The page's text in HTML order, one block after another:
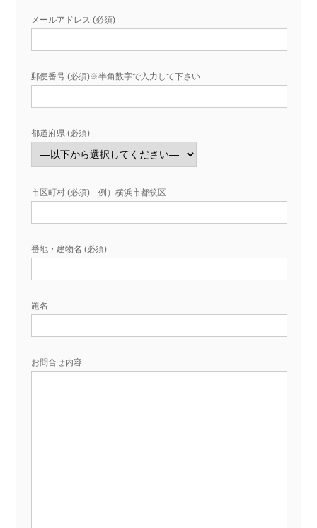
メールアドレス (必須)
郵便番号 (必須)※半角数字で入力して下さい
都道府県 (必須)
市区町村 (必須) 例）横浜市都筑区
番地・建物名 (必須)
題名
お問合せ内容